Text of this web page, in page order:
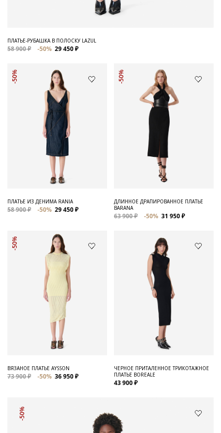
ПЛАТЬЕ-РУБАШКА В ПОЛОСКУ LAZUL
58 900 ₽ -50% 29 450 ₽
-50%
ПЛАТЬЕ ИЗ ДЕНИМА RANIA
58 900 ₽ -50% 29 450 ₽
-50%
ДЛИННОЕ ДРАПИРОВАННОЕ ПЛАТЬЕ
BARANA
63 900 ₽ -50% 31 950 ₽
-50%
ВЯЗАНОЕ ПЛАТЬЕ AYSSON
73 900 ₽ -50% 36 950 ₽
ЧЕРНОЕ ПРИТАЛЕННОЕ ТРИКОТАЖНОЕ
ПЛАТЬЕ BOREALE
43 900 ₽
-50%